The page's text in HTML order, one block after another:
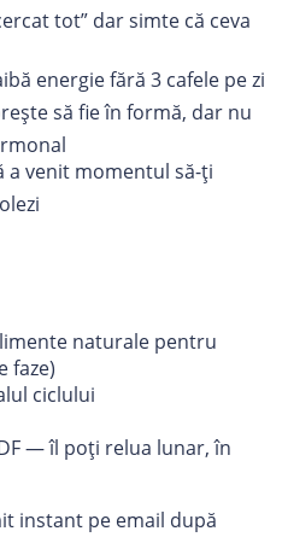
tot” dar simte că ceva
energie fără 3 cafele pe zi
să fie în formă, dar nu
venit momentul să-ți
naturale pentru
faze)
ciclului
— îl poți relua lunar, în
instant pe email după